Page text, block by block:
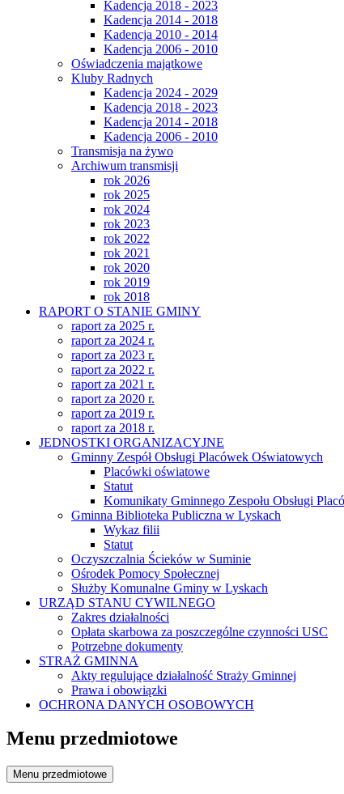
Kadencja 2018 - 2023
Kadencja 2014 - 2018
Kadencja 2010 - 2014
Kadencja 2006 - 2010
Oświadczenia majątkowe
Kluby Radnych
Kadencja 2024 - 2029
Kadencja 2018 - 2023
Kadencja 2014 - 2018
Kadencja 2006 - 2010
Transmisja na żywo
Archiwum transmisji
rok 2026
rok 2025
rok 2024
rok 2023
rok 2022
rok 2021
rok 2020
rok 2019
rok 2018
RAPORT O STANIE GMINY
raport za 2025 r.
raport za 2024 r.
raport za 2023 r.
raport za 2022 r.
raport za 2021 r.
raport za 2020 r.
raport za 2019 r.
raport za 2018 r.
JEDNOSTKI ORGANIZACYJNE
Gminny Zespół Obsługi Placówek Oświatowych
Placówki oświatowe
Statut
Komunikaty Gminnego Zespołu Obsługi
Gminna Biblioteka Publiczna w Lyskach
Wykaz filii
Statut
Oczyszczalnia Ścieków w Suminie
Ośrodek Pomocy Społecznej
Służby Komunalne Gminy w Lyskach
URZĄD STANU CYWILNEGO
Zakres działalności
Opłata skarbowa za poszczególne czynności USC
Potrzebne dokumenty
STRAŻ GMINNA
Akty regulujące działalność Straży Gminnej
Prawa i obowiązki
OCHRONA DANYCH OSOBOWYCH
Menu przedmiotowe
Menu przedmiotowe